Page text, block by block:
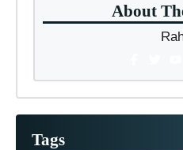
About
Tags